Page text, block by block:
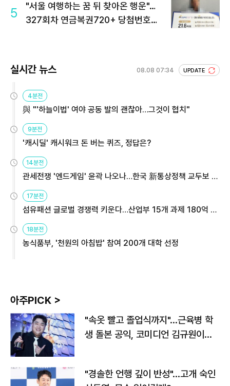
5
"서울 여행하는 꿈 뒤 찾아온 행운"…
327회차 연금복권720+ 당첨번호조
실시간 뉴스 08.08 07:34 UPDATE
4분전
與 "'하늘이법' 여야 공동 발의 괜찮아…그것이 협치"
9분전
'캐시딜' 캐시워크 돈 버는 퀴즈, 정답은?
14분전
관세전쟁 '엔드게임' 윤곽 나오나…한국 新통상정책 교두보 활
용해야
17분전
섬유패션 글로벌 경쟁력 키운다…산업부 15개 과제 180억 지
원
18분전
농식품부, '천원의 아침밥' 참여 200개 대학 선정
아주PICK >
"속옷 빨고 졸업식까지"…근육병 학
생 돌본 공익, 코미디언 김규원이었
"경솔한 언행 깊이 반성"…고개 숙인